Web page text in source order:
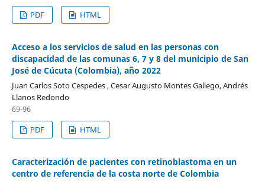
PDF
HTML
Acceso a los servicios de salud en las personas con
discapacidad de las comunas 6, 7 y 8 del municipio de San
José de Cúcuta (Colombia), año 2022
Juan Carlos Soto Cespedes , Cesar Augusto Montes Gallego, Andrés
Llanos Redondo
69-96
PDF
HTML
Caracterización de pacientes con retinoblastoma en un
centro de referencia de la costa norte de Colombia